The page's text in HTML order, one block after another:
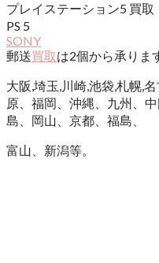
プレイステーション5 買取
PS 5
SONY
郵送買取は2個から承りま
大阪,埼玉,川崎,池袋,札幌,
原、福岡、沖縄、九州、
島、岡山、京都、福島、
富山、新潟等。